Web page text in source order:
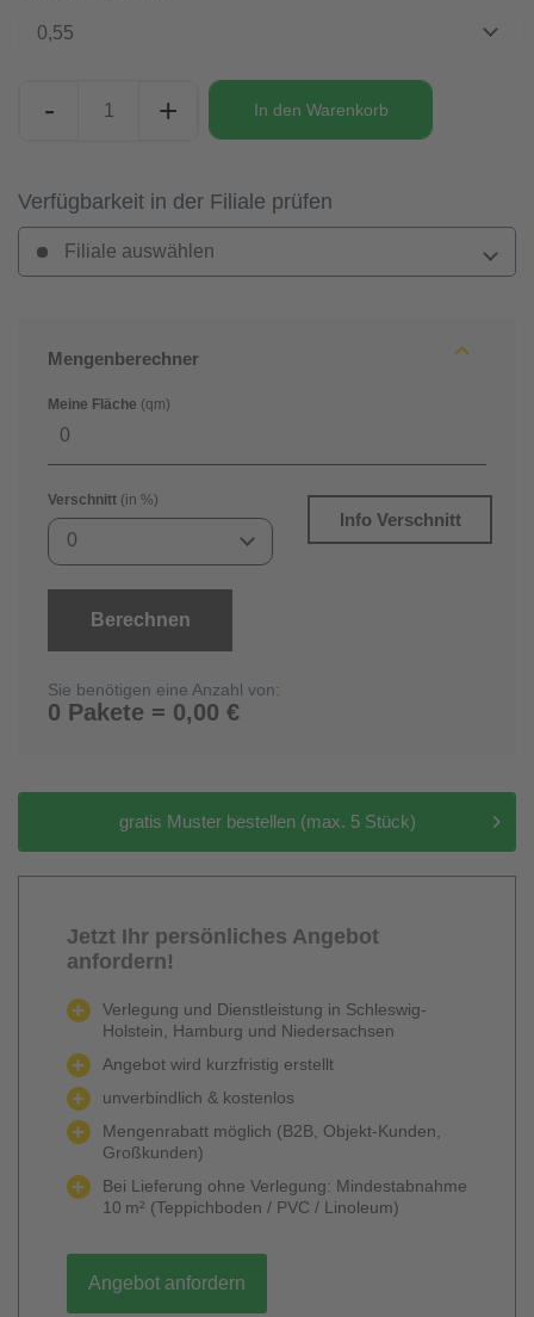
0,55
- + In den Warenkorb
Verfügbarkeit in der Filiale prüfen
Filiale auswählen
Mengenberechner
Meine Fläche (qm)
Verschnitt (in %)
0
Info Verschnitt
Berechnen
Sie benötigen eine Anzahl von:
0 Pakete = 0,00 €
gratis Muster bestellen (max. 5 Stück)
Jetzt Ihr persönliches Angebot
anfordern!
Verlegung und Dienstleistung in Schleswig-
Holstein, Hamburg und Niedersachsen
Angebot wird kurzfristig erstellt
unverbindlich & kostenlos
Mengenrabatt möglich (B2B, Objekt-Kunden,
Großkunden)
Bei Lieferung ohne Verlegung: Mindestabnahme
10 m² (Teppichboden / PVC / Linoleum)
Angebot anfordern